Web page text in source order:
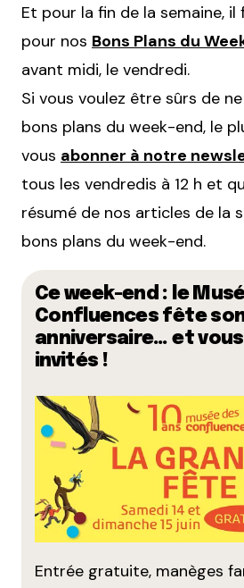
Et pour la fin de la semaine, il
pour nos Bons Plans du
avant midi, le vendredi.
Si vous voulez être sûrs de
bons plans du week-end, le
vous abonner à notre
tous les vendredis à 12 h et
résumé de nos articles de la
bons plans du week-end.
Ce week-end : le
Confluences fête
anniversaire… et
invités !
Entrée gratuite, manèges